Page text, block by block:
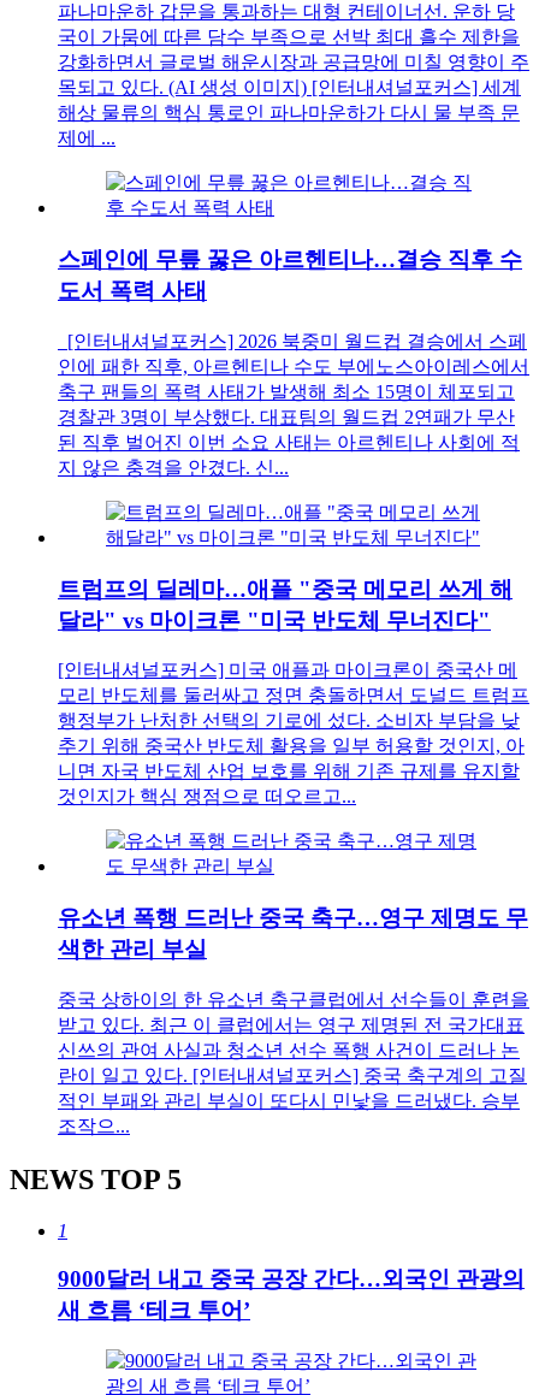
파나마운하 갑문을 통과하는 대형 컨테이너선. 운하 당
국이 가뭄에 따른 담수 부족으로 선박 최대 흘수 제한을
강화하면서 글로벌 해운시장과 공급망에 미칠 영향이 주
목되고 있다. (AI 생성 이미지) [인터내셔널포커스] 세계
해상 물류의 핵심 통로인 파나마운하가 다시 물 부족 문
제에 ...
스페인에 무릎 꿇은 아르헨티나…결승 직후 수
도서 폭력 사태
[인터내셔널포커스] 2026 북중미 월드컵 결승에서 스페
인에 패한 직후, 아르헨티나 수도 부에노스아이레스에서
축구 팬들의 폭력 사태가 발생해 최소 15명이 체포되고
경찰관 3명이 부상했다. 대표팀의 월드컵 2연패가 무산
된 직후 벌어진 이번 소요 사태는 아르헨티나 사회에 적
지 않은 충격을 안겼다. 신...
트럼프의 딜레마…애플 "중국 메모리 쓰게 해
달라" vs 마이크론 "미국 반도체 무너진다"
[인터내셔널포커스] 미국 애플과 마이크론이 중국산 메
모리 반도체를 둘러싸고 정면 충돌하면서 도널드 트럼프
행정부가 난처한 선택의 기로에 섰다. 소비자 부담을 낮
추기 위해 중국산 반도체 활용을 일부 허용할 것인지, 아
니면 자국 반도체 산업 보호를 위해 기존 규제를 유지할
것인지가 핵심 쟁점으로 떠오르고...
유소년 폭행 드러난 중국 축구…영구 제명도 무
색한 관리 부실
중국 상하이의 한 유소년 축구클럽에서 선수들이 훈련을
받고 있다. 최근 이 클럽에서는 영구 제명된 전 국가대표
신쓰의 관여 사실과 청소년 선수 폭행 사건이 드러나 논
란이 일고 있다. [인터내셔널포커스] 중국 축구계의 고질
적인 부패와 관리 부실이 또다시 민낯을 드러냈다. 승부
조작으...
NEWS TOP 5
1
9000달러 내고 중국 공장 간다…외국인 관광의
새 흐름 ‘테크 투어’